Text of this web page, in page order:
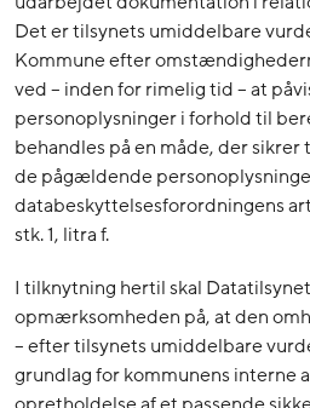
Det er tilsynets umiddelbare
Kommune efter
ved – inden for rimelig tid – at
personoplysninger i forhold til
behandles på en måde, der
de pågældende
databeskyttelsesforordningens
stk. 1, litra f.
I tilknytning hertil skal
opmærksomheden på, at den
– efter tilsynets umiddelbare
grundlag for kommunens interne